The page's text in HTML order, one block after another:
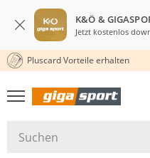
K&Ö &
Jetzt kostenlos
30 TAGE
Pluscard Vorteile erhalten
GIGASTYLE
FAHRRAD­